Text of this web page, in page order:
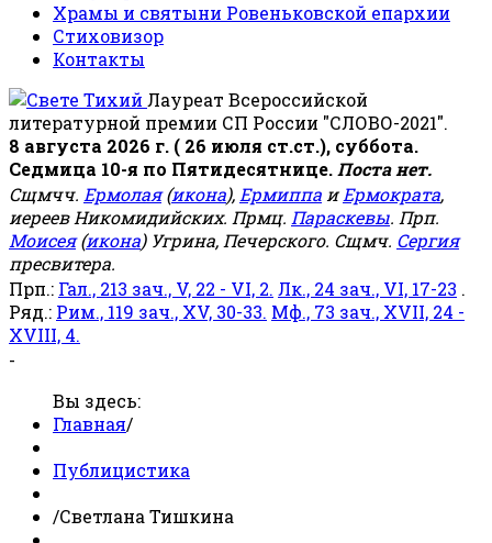
Храмы и святыни Ровеньковской епархии
Стиховизор
Контакты
Лауреат Всероссийской
литературной премии СП России "СЛОВО-2021".
8 августа 2026 г. ( 26 июля ст.ст.), суббота.
Седмица 10-я по Пятидесятнице. Поста нет.
Сщмчч. Ермолая(икона), Ермиппа иЕрмократа,
иереев Никомидийских. Прмц. Параскевы. Прп.
Моисея(икона) Угрина, Печерского. Сщмч. Сергия
пресвитера.
Прп.: Гал., 213 зач., V, 22 - VI, 2. Лк., 24 зач., VI, 17-23 .
Ряд.: Рим., 119 зач., XV, 30-33. Мф., 73 зач., XVII, 24 -
XVIII, 4.
-
Вы здесь:
Главная/
Публицистика
/Светлана Тишкина